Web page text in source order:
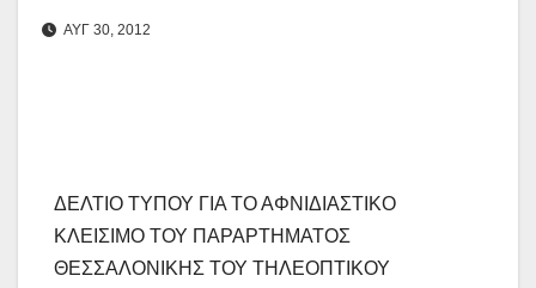
ΑΥΓ 30, 2012
ΔΕΛΤΙΟ ΤΥΠΟΥ ΓΙΑ ΤΟ ΑΦΝΙΔΙΑΣΤΙΚΟ
ΚΛΕΙΣΙΜΟ ΤΟΥ ΠΑΡΑΡΤΗΜΑΤΟΣ
ΘΕΣΣΑΛΟΝΙΚΗΣ ΤΟΥ ΤΗΛΕΟΠΤΙΚΟΥ